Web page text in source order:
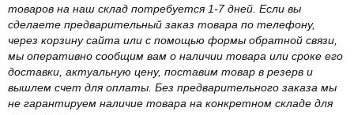
товаров на наш склад потребуется 1-7 дней. Если вы
сделаете предварительный заказ товара по телефону,
через корзину сайта или с помощью формы обратной связи,
мы оперативно сообщим вам о наличии товара или сроке его
доставки, актуальную цену, поставим товар в резерв и
вышлем счет для оплаты. Без предварительного заказа мы
не гарантируем наличие товара на конкретном складе для